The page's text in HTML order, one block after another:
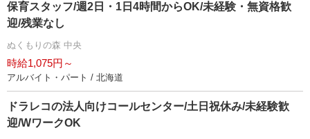
保育スタッフ/週2日・1日4時間からOK/未経験・無資格歓
迎/残業なし
ぬくもりの森 中央
時給1,075円～
アルバイト・パート / 北海道
ドラレコの法人向けコールセンター/土日祝休み/未経験歓
迎/WワークOK